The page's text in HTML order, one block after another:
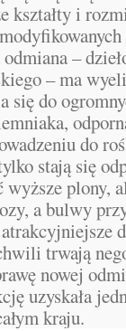
kształty i
–
– ma
się do
do
stają się
plony,
a bulwy
trwają
nowej
uzyskała
kraju.